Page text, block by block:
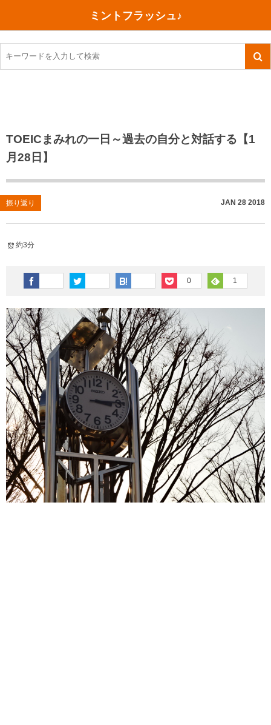
ミントフラッシュ♪
TOEICまみれの一日～過去の自分と対話する【1
月28日】
振り返り JAN 28 2018
約3分
0 1
TOEIC感想・結果
TOEIC800点への道
TOEIC（作戦・ノウハウなど）
TOEIC700点への道
英単語
その他英語関連
今日買った本
ご朱印帳めぐり
川越（埼玉県）
沖縄
神戸
行ってきたあれこれ
旅行関連あれこれ
ファスティング
コスメ
ダイエット
健康あれこれ
美容あれこれ
食べ物
今日の一枚
月、星、宇宙